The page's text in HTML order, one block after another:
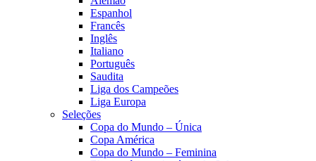
Espanhol
Francês
Inglês
Italiano
Português
Saudita
Liga dos Campeões
Liga Europa
Seleções
Copa do Mundo – Única
Copa América
Copa do Mundo – Feminina